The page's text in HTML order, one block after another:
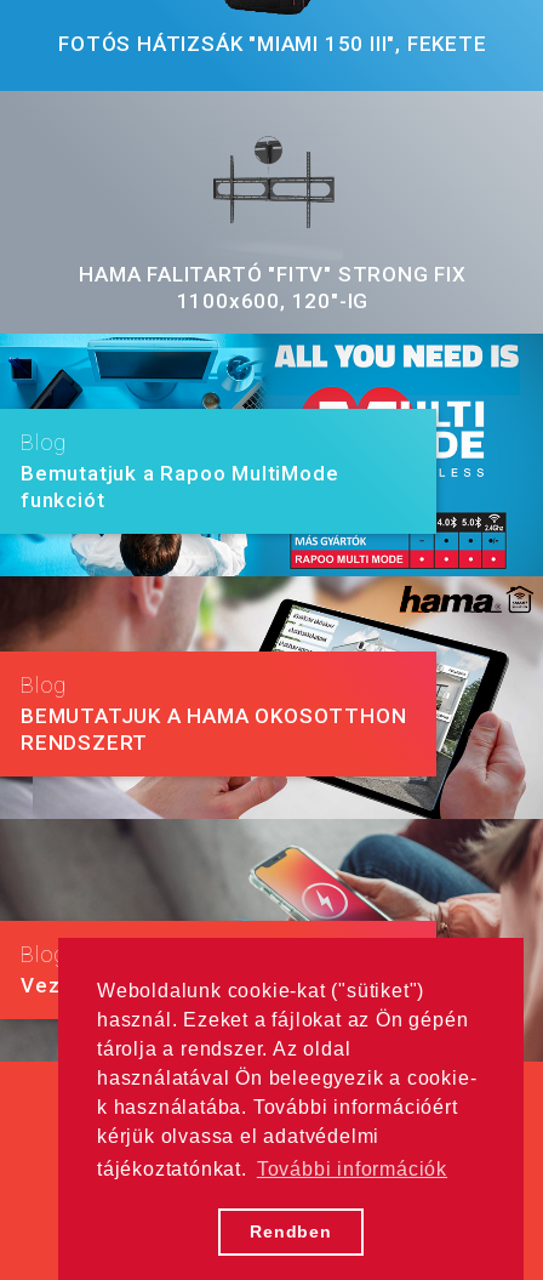
Weboldalunk cookie-kat ("sütiket")
használ. Ezeket a fájlokat az Ön gépén
tárolja a rendszer. Az oldal
használatával Ön beleegyezik a cookie-
k használatába. További információért
kérjük olvassa el adatvédelmi
tájékoztatónkat. További információk
Rendben
FOTÓS HÁTIZSÁK "MIAMI 150 III", FEKETE
HAMA FALITARTÓ "FITV" STRONG FIX
1100x600, 120"-IG
Blog
Bemutatjuk a Rapoo MultiMode
funkciót
Blog
BEMUTATJUK A HAMA OKOSOTTHON
RENDSZERT
Blog
Vezeték nélküli töltő iPhone-hoz
Minden jog fenntartva! © Hama Kft. 2016